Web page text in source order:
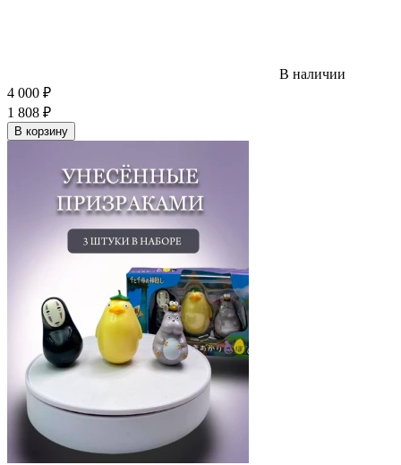
В наличии
4 000 ₽
1 808 ₽
В корзину